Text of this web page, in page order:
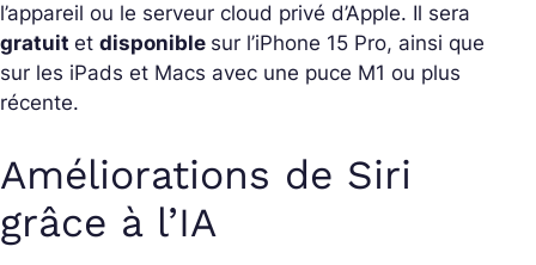
l’appareil ou le serveur cloud privé d’Apple. Il sera
gratuit et disponible sur l’iPhone 15 Pro, ainsi que
sur les iPads et Macs avec une puce M1 ou plus
récente.
Améliorations de Siri
grâce à l’IA